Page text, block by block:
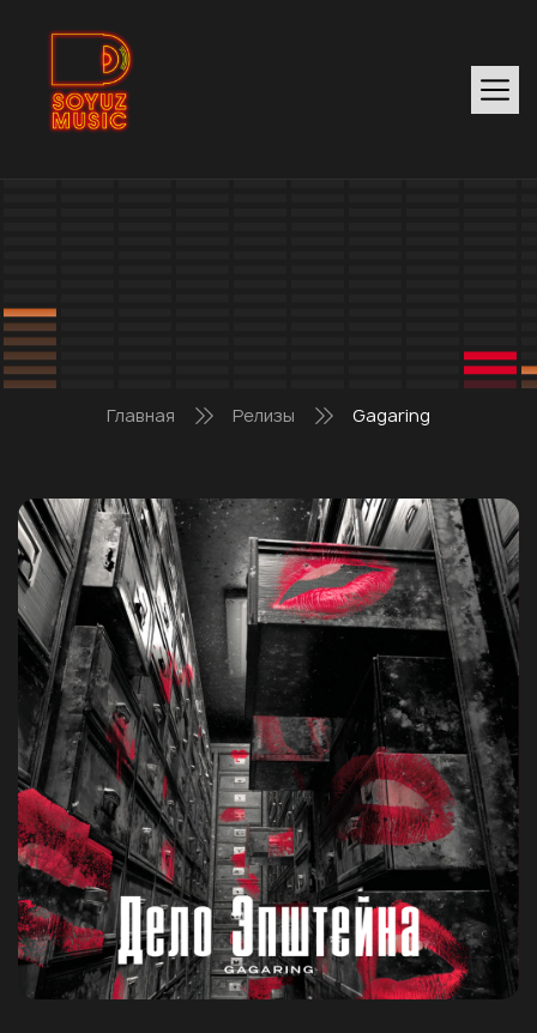
Главная Релизы Gagaring